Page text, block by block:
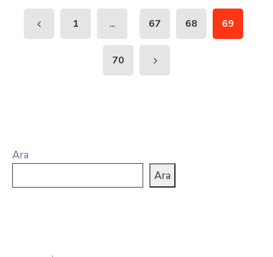
1 ... 67 68 69
70
Ara
Ara